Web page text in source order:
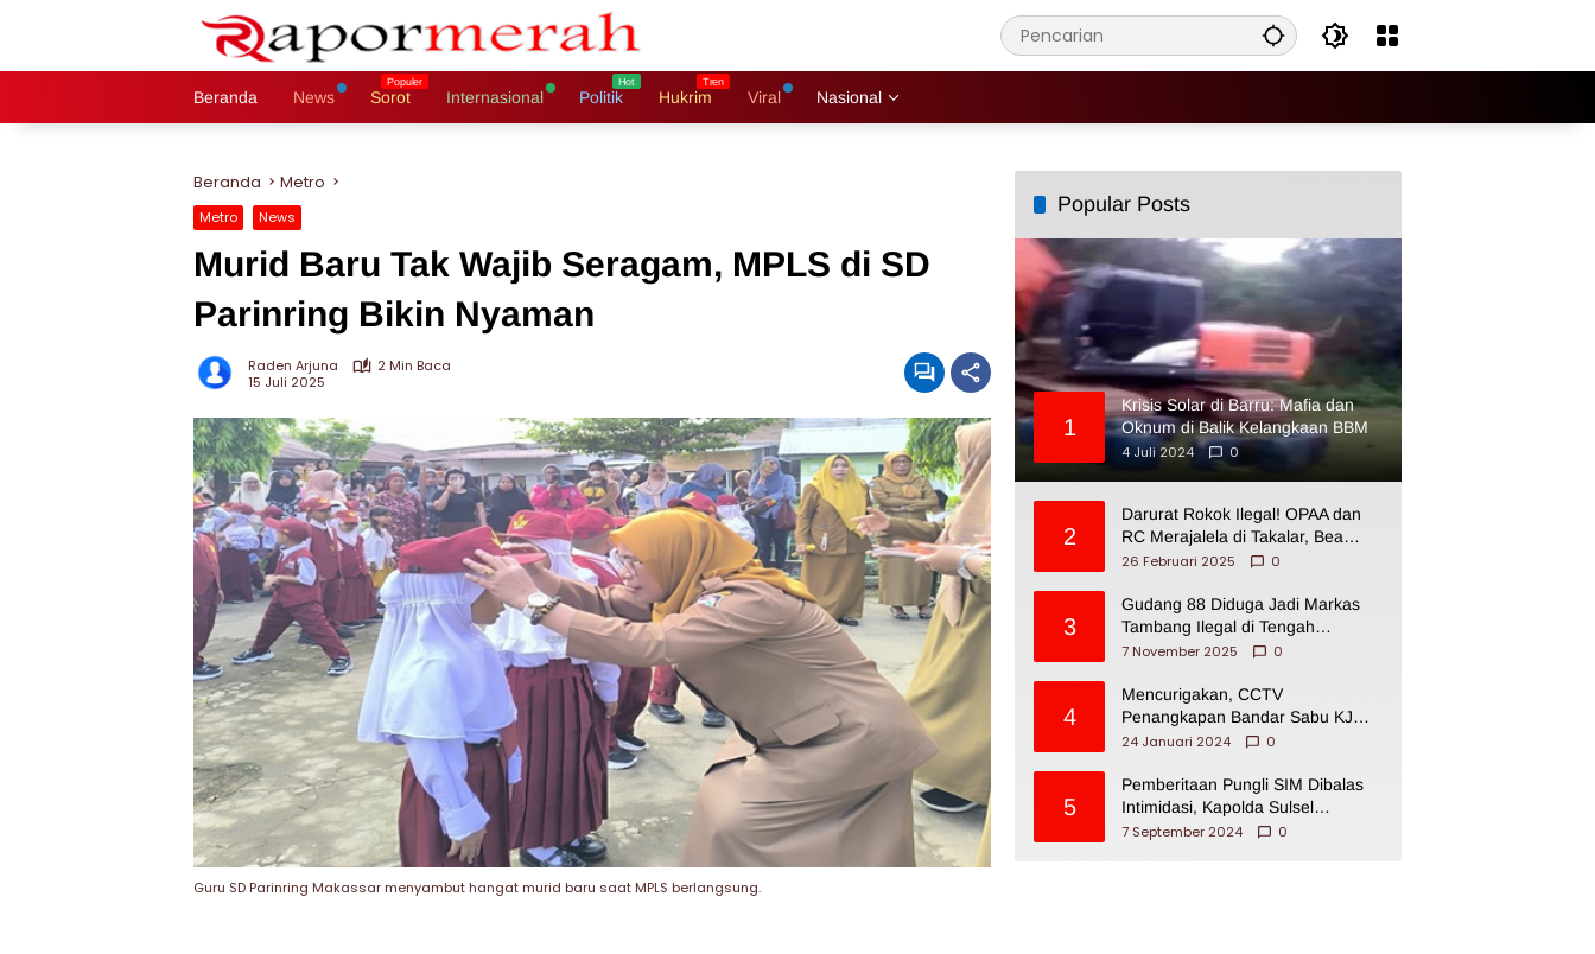
Beranda News Sorot Internasional Politik Hukrim Viral Nasional
Beranda Metro
Metro News
Murid Baru Tak Wajib Seragam, MPLS di SD
Parinring Bikin Nyaman
Raden Arjuna
2 Min Baca
15 Juli 2025
Guru SD Parinring Makassar menyambut hangat murid baru saat MPLS berlangsung.
Popular Posts
1
Krisis Solar di Barru: Mafia dan
Oknum di Balik Kelangkaan BBM
4 Juli 2024
0
2
Darurat Rokok Ilegal! OPAA dan
RC Merajalela di Takalar, Bea
Cukai Impoten
26 Februari 2025 0
3
Gudang 88 Diduga Jadi Markas
Tambang Ilegal di Tengah
Permukiman Warga Makassar
7 November 2025 0
4
Mencurigakan, CCTV
Penangkapan Bandar Sabu KJ
Disita Oknum BNNP Sulsel
24 Januari 2024 0
5
Pemberitaan Pungli SIM Dibalas
Intimidasi, Kapolda Sulsel
Dikecam PJI Sulsel
7 September 2024 0